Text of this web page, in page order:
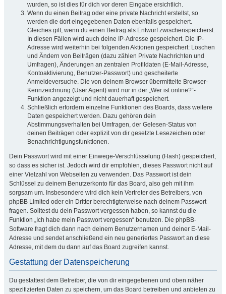
wurden, so ist dies für dich vor deren Eingabe ersichtlich.
Wenn du einen Beitrag oder eine private Nachricht erstellst, so
werden die dort eingegebenen Daten ebenfalls gespeichert.
Gleiches gilt, wenn du einen Beitrag als Entwurf zwischenspeicherst.
In diesen Fällen wird auch deine IP-Adresse gespeichert. Die IP-
Adresse wird weiterhin bei folgenden Aktionen gespeichert: Löschen
und Ändern von Beiträgen (dazu zählen Private Nachrichten und
Umfragen), Änderungen an zentralen Profildaten (E-Mail-Adresse,
Kontoaktivierung, Benutzer-Passwort) und gescheiterte
Anmeldeversuche. Die von deinem Browser übermittelte Browser-
Kennzeichnung (User Agent) wird nur in der „Wer ist online?“-
Funktion angezeigt und nicht dauerhaft gespeichert.
Schließlich erfordern einzelne Funktionen des Boards, dass weitere
Daten gespeichert werden. Dazu gehören dein
Abstimmungsverhalten bei Umfragen, der Gelesen-Status von
deinen Beiträgen oder explizit von dir gesetzte Lesezeichen oder
Benachrichtigungsfunktionen.
Dein Passwort wird mit einer Einwege-Verschlüsselung (Hash) gespeichert,
so dass es sicher ist. Jedoch wird dir empfohlen, dieses Passwort nicht auf
einer Vielzahl von Webseiten zu verwenden. Das Passwort ist dein
Schlüssel zu deinem Benutzerkonto für das Board, also geh mit ihm
sorgsam um. Insbesondere wird dich kein Vertreter des Betreibers, von
phpBB Limited oder ein Dritter berechtigterweise nach deinem Passwort
fragen. Solltest du dein Passwort vergessen haben, so kannst du die
Funktion „Ich habe mein Passwort vergessen“ benutzen. Die phpBB-
Software fragt dich dann nach deinem Benutzernamen und deiner E-Mail-
Adresse und sendet anschließend ein neu generiertes Passwort an diese
Adresse, mit dem du dann auf das Board zugreifen kannst.
Gestattung der Datenspeicherung
Du gestattest dem Betreiber, die von dir eingegebenen und oben näher
spezifizierten Daten zu speichern, um das Board betreiben und anbieten zu